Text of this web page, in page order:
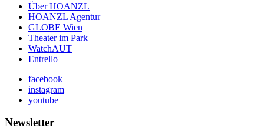
Über HOANZL
HOANZL Agentur
GLOBE Wien
Theater im Park
WatchAUT
Entrello
facebook
instagram
youtube
Newsletter